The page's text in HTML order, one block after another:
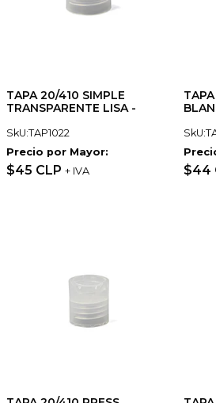
TAPA 20/410 SIMPLE
TRANSPARENTE LISA -
SkU:TAP1022
Precio por Mayor:
$45 CLP + IVA $44